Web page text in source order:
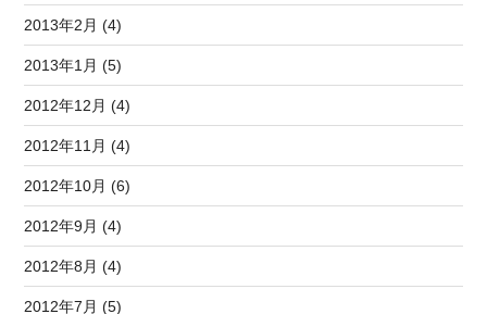
2013年2月 (4)
2013年1月 (5)
2012年12月 (4)
2012年11月 (4)
2012年10月 (6)
2012年9月 (4)
2012年8月 (4)
2012年7月 (5)